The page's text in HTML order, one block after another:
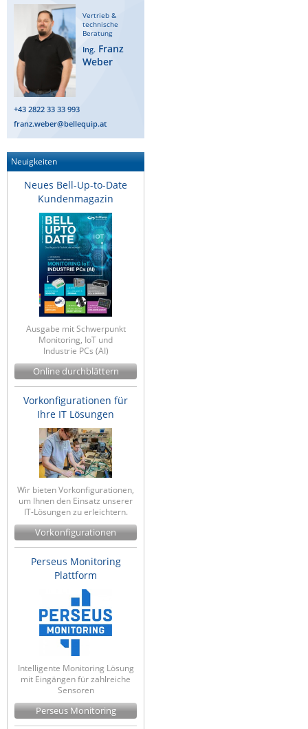
Vertrieb &
technische
Beratung
Ing. Franz
Weber
+43 2822 33 33 993
franz.weber@bellequip.at
Neuigkeiten
Neues Bell-Up-to-Date
Kundenmagazin
Ausgabe mit Schwerpunkt
Monitoring, IoT und
Industrie PCs (AI)
Online durchblättern
Vorkonfigurationen für
Ihre IT Lösungen
Wir bieten Vorkonfigurationen,
um Ihnen den Einsatz unserer
IT-Lösungen zu erleichtern.
Vorkonfigurationen
Perseus Monitoring
Plattform
Intelligente Monitoring Lösung
mit Eingängen für zahlreiche
Sensoren
Perseus Monitoring